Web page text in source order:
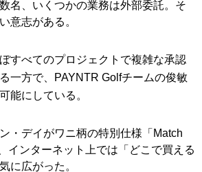
名、いくつかの業務は外部委託。そ
意志がある。
すべてのプロジェクトで複雑な承認
一方で、PAYNTR Golfチームの俊敏
能にしている。
・デイがワニ柄の特別仕様「Match
インターネット上では「どこで買える
に広がった。